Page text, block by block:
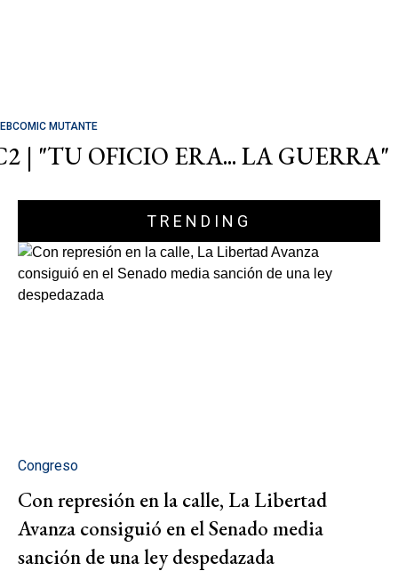
MUTANTE
| "TU OFICIO ERA... LA GUERRA"
TRENDING
Congreso
Con represión en la calle, La Libertad
Avanza consiguió en el Senado media
sanción de una ley despedazada